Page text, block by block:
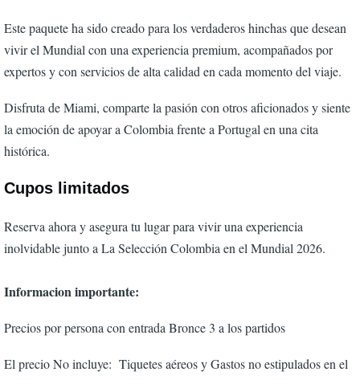
Este paquete ha sido creado para los verdaderos hinchas que desean
vivir el Mundial con una experiencia premium, acompañados por
expertos y con servicios de alta calidad en cada momento del viaje.
Disfruta de Miami, comparte la pasión con otros aficionados y siente
la emoción de apoyar a Colombia frente a Portugal en una cita
histórica.
Cupos limitados
Reserva ahora y asegura tu lugar para vivir una experiencia
inolvidable junto a La Selección Colombia en el Mundial 2026.
Informacion importante:
Precios por persona con entrada Bronce 3 a los partidos
El precio No incluye: Tiquetes aéreos y Gastos no estipulados en el